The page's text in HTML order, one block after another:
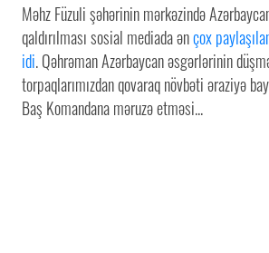
Məhz Füzuli şəhərinin mərkəzində
qaldırılması sosial mediada ənçox
idi. Qəhrəman Azərbaycan əsgərlərinin
torpaqlarımızdan qovaraq növbəti əraziyə
Baş Komandana məruzə etməsi...